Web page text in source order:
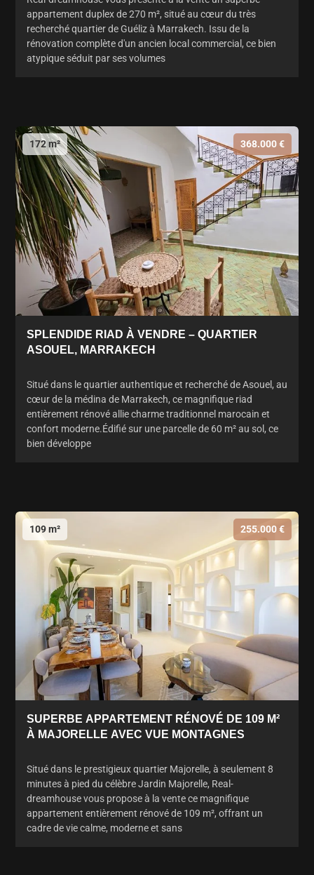
appartement duplex de 270 m², situé au cœur du très
recherché quartier de Guéliz à Marrakech. Issu de la
rénovation complète d'un ancien local commercial, ce bien
atypique séduit par ses volumes
172 m² 368.000 €
SPLENDIDE RIAD À VENDRE – QUARTIER
ASOUEL, MARRAKECH
Situé dans le quartier authentique et recherché de Asouel, au
cœur de la médina de Marrakech, ce magnifique riad
entièrement rénové allie charme traditionnel marocain et
confort moderne.Édifié sur une parcelle de 60 m² au sol, ce
bien développe
109 m² 255.000 €
SUPERBE APPARTEMENT RÉNOVÉ DE 109 M²
À MAJORELLE AVEC VUE MONTAGNES
Situé dans le prestigieux quartier Majorelle, à seulement 8
minutes à pied du célèbre Jardin Majorelle, Real-
dreamhouse vous propose à la vente ce magnifique
appartement entièrement rénové de 109 m², offrant un
cadre de vie calme, moderne et sans